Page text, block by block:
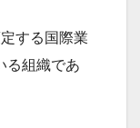
する国際業
る組織であ